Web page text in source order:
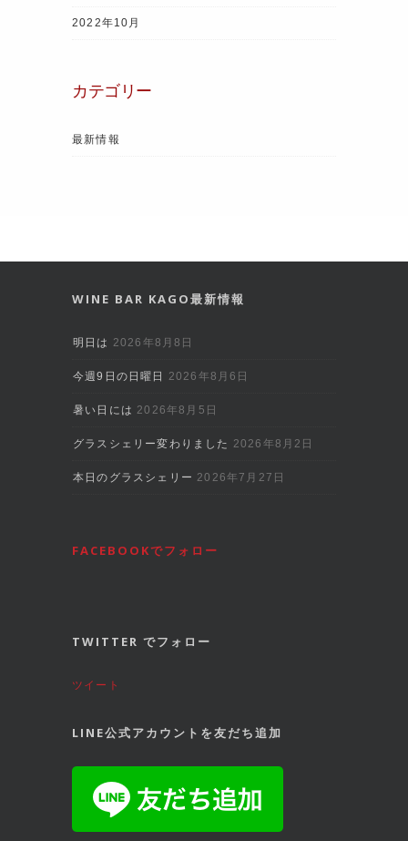
2022年10月
カテゴリー
最新情報
WINE BAR KAGO最新情報
明日は 2026年8月8日
今週9日の日曜日 2026年8月6日
暑い日には 2026年8月5日
グラスシェリー変わりました 2026年8月2日
本日のグラスシェリー 2026年7月27日
FACEBOOKでフォロー
TWITTER でフォロー
ツイート
LINE公式アカウントを友だち追加